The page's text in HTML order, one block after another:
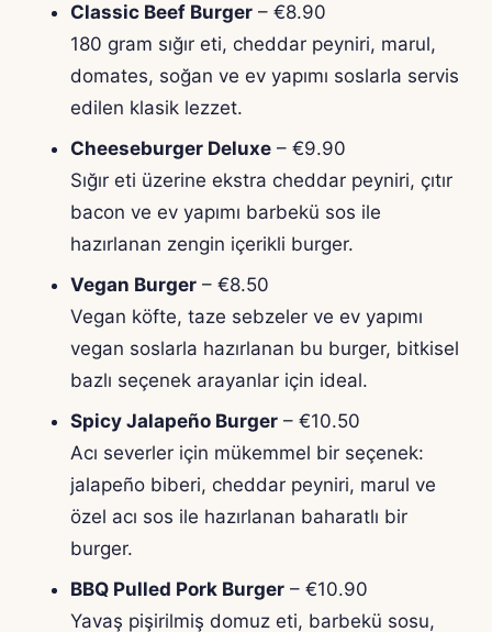
Classic Beef Burger – €8.90
180 gram sığır eti, cheddar peyniri, marul,
domates, soğan ve ev yapımı soslarla servis
edilen klasik lezzet.
Cheeseburger Deluxe – €9.90
Sığır eti üzerine ekstra cheddar peyniri, çıtır
bacon ve ev yapımı barbekü sos ile
hazırlanan zengin içerikli burger.
Vegan Burger – €8.50
Vegan köfte, taze sebzeler ve ev yapımı
vegan soslarla hazırlanan bu burger, bitkisel
bazlı seçenek arayanlar için ideal.
Spicy Jalapeño Burger – €10.50
Acı severler için mükemmel bir seçenek:
jalapeño biberi, cheddar peyniri, marul ve
özel acı sos ile hazırlanan baharatlı bir
burger.
BBQ Pulled Pork Burger – €10.90
Yavaş pişirilmiş domuz eti, barbekü sosu,